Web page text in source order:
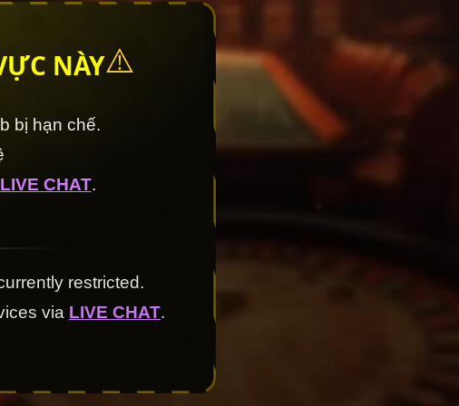
NÀY⚠️
bị hạn chế.
LIVE CHAT.
restricted.
via LIVE CHAT.